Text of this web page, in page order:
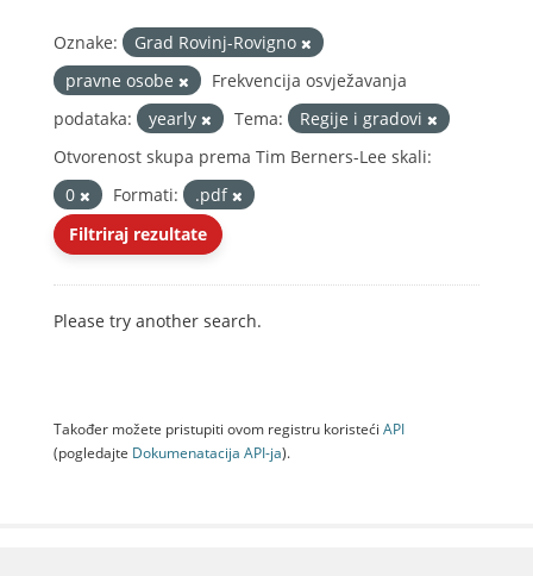
Oznake:
Grad Rovinj-Rovigno
pravne osobe
Frekvencija osvježavanja
podataka:
yearly Tema:
Regije i gradovi
Otvorenost skupa prema Tim Berners-Lee skali:
0
Formati:
.pdf
Filtriraj rezultate
Please try another search.
Također možete pristupiti ovom registru koristeći API
(pogledajte Dokumenаtаcijа API-jа).